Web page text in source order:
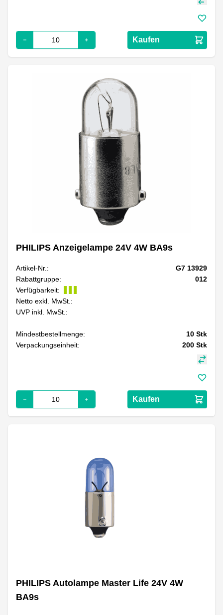
Kaufen
PHILIPS Anzeigelampe 24V 4W BA9s
Artikel-Nr.:
G7 13929
Rabattgruppe:
012
Verfügbarkeit:
Netto exkl. MwSt.:
UVP inkl. MwSt.:
Mindestbestellmenge: 10 Stk
Verpackungseinheit:
200 Stk
Kaufen
PHILIPS Autolampe Master Life 24V 4W
BA9s